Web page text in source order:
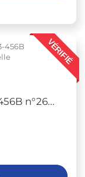
VÉRIFIÉ
n°26...